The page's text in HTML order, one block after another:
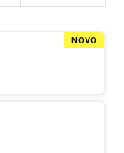
NOVO